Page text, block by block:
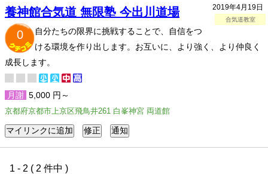
2019年4月19日
合気道教室
養神館合気道 無限塾 今出川道場
0
自分たちの限界に挑戦することで、自信をつ
ける環境を作り出します。お互いに、より強く、より仲良く
成長します。
月謝 5,000 円～
京都府京都市上京区飛鳥井261 白峯神宮 両道館
1 - 2 ( 2 件中 )